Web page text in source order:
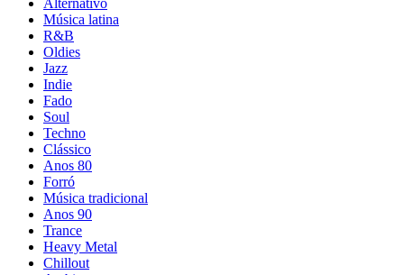
Alternativo
Música latina
R&B
Oldies
Jazz
Indie
Fado
Soul
Techno
Clássico
Anos 80
Forró
Música tradicional
Anos 90
Trance
Heavy Metal
Chillout